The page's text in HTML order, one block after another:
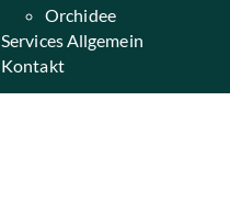
Orchidee
Services Allgemein
Kontakt